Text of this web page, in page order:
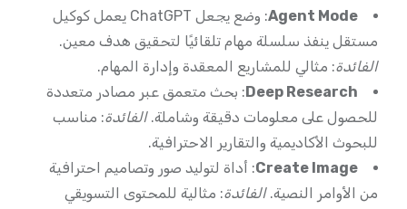
Agent Mode
: وضع يجعل ChatGPT يعمل كوكيل
مستقل ينفذ سلسلة مهام تلقائيًا لتحقيق هدف معين.
الفائدة: مثالي للمشاريع المعقدة وإدارة المهام.
Deep Research : بحث متعمق عبر مصادر متعددة
للحصول على معلومات دقيقة وشاملة.الفائدة: مناسب
للبحوث الأكاديمية والتقارير الاحترافية.
Create Image: أداة لتوليد صور وتصاميم احترافية
من الأوامر النصية.الفائدة: مثالية للمحتوى التسويقي